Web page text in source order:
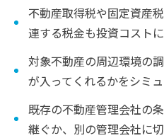
不動産取得税や固定資産
連する税金も投資コスト
対象不動産の周辺環境の
が入ってくれるかをシミ
既存の不動産管理会社の
継ぐか、別の管理会社に